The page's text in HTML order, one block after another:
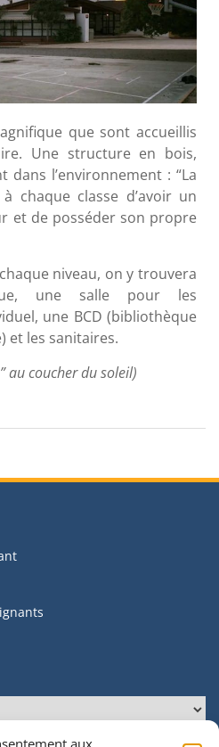
aux
que sont accueillis
Une structure en bois,
dans l’environnement : “La
chaque classe d’avoir un
et de posséder son propre
niveau, on y trouvera
une salle pour les
une BCD (bibliothèque
et les sanitaires.
au coucher du soleil)